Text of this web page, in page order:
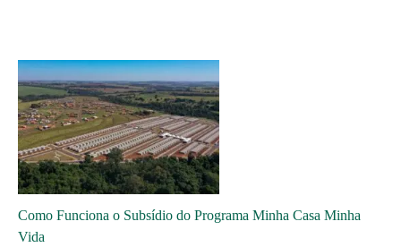
Como Funciona o Subsídio do Programa Minha Casa Minha
Vida